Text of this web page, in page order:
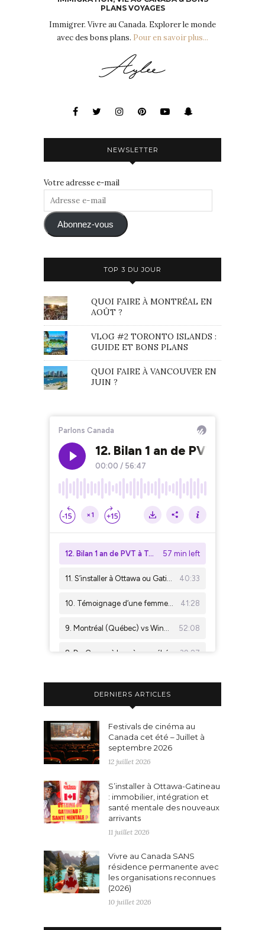
PLANS VOYAGES
Immigrer. Vivre au Canada. Explorer le monde
avec des bons plans. Pour en savoir plus...
NEWSLETTER
Votre adresse e-mail
Adresse
mail Abonnez-vous
TOP 3 DU JOUR
QUOI FAIRE À MONTRÉAL EN
AOÛT ?
VLOG #2 TORONTO ISLANDS :
GUIDE ET BONS PLANS
QUOI FAIRE À VANCOUVER EN
JUIN ?
DERNIERS ARTICLES
Festivals de cinéma au
Canada cet été – Juillet à
septembre 2026
12 juillet 2026
S’installer à Ottawa-Gatineau
: immobilier, intégration et
santé mentale des nouveaux
arrivants
11 juillet 2026
Vivre au Canada SANS
résidence permanente avec
les organisations reconnues
(2026)
10 juillet 2026